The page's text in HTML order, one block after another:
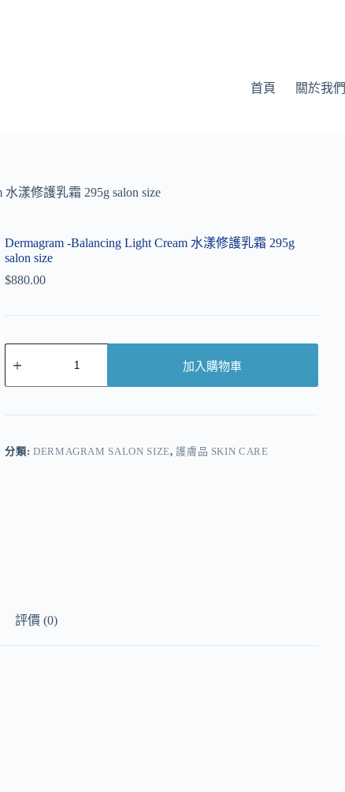
首頁 關於我們
水漾修護乳霜 295g salon size
Dermagram -Balancing Light Cream 水漾修護乳霜 295g
salon size
$880.00
加入購物車
r
分類: DERMAGRAM SALON SIZE,護膚品 SKIN CARE
評價 (0)